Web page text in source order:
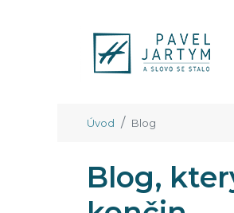
Úvod Blog
Blog,